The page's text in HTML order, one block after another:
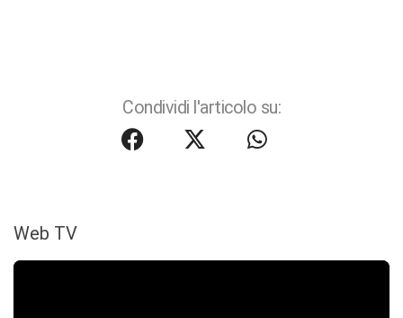
Condividi l'articolo su:
Web TV